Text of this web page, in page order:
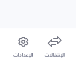
الإنتقالات الإعدادات